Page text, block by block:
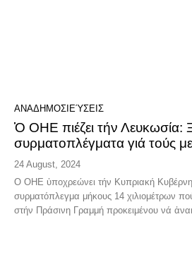
ΑΝΑΔΗΜΟΣΙΕΎΣΕΙΣ
Ὁ ΟΗΕ πιέζει τήν Λευκωσία:
συρματοπλέγματα γιά τούς
24 August, 2024
Ο ΟΗΕ ὑποχρεώνει τήν Κυπριακή
συρματόπλεγμα μήκους 14 χιλιομέτρων
στήν Πράσινη Γραμμή προκειμένου νά